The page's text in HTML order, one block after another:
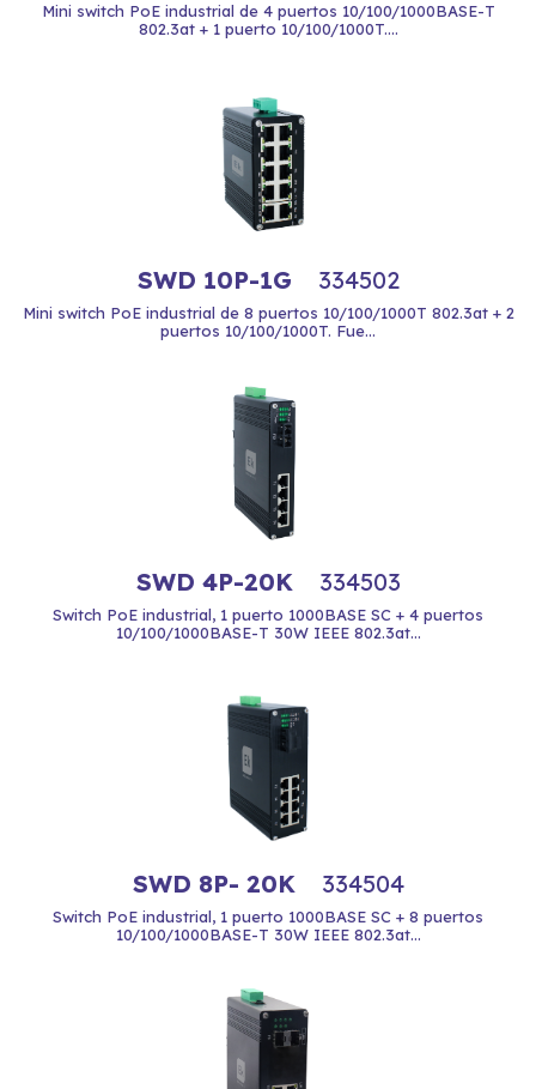
Mini switch PoE industrial de 4 puertos 10/100/1000BASE-T
802.3at + 1 puerto 10/100/1000T....
SWD 10P-1G 334502
Mini switch PoE industrial de 8 puertos 10/100/1000T 802.3at + 2
puertos 10/100/1000T. Fue...
SWD 4P-20K 334503
Switch PoE industrial, 1 puerto 1000BASE SC + 4 puertos
10/100/1000BASE-T 30W IEEE 802.3at...
SWD 8P- 20K 334504
Switch PoE industrial, 1 puerto 1000BASE SC + 8 puertos
10/100/1000BASE-T 30W IEEE 802.3at...